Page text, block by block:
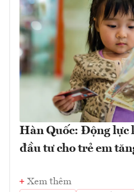
Hàn Quốc: Động lực
đầu tư cho trẻ em
Xem thêm